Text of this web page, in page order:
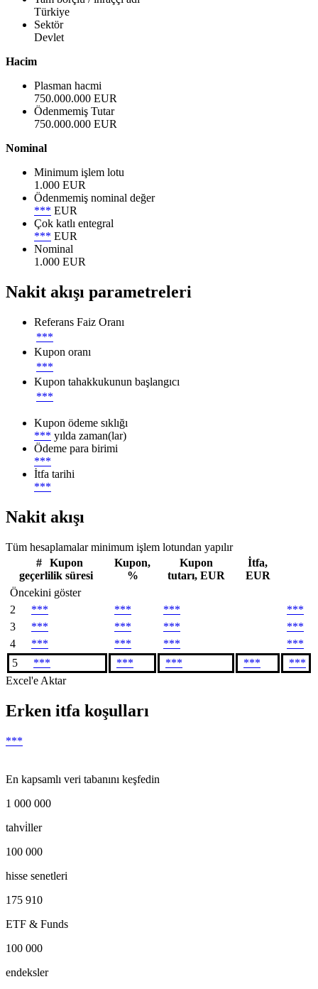
Türkiye
Sektör
Devlet
Hacim
Plasman hacmi
750.000.000 EUR
Ödenmemiş Tutar
750.000.000 EUR
Nominal
Minimum işlem lotu
1.000 EUR
Ödenmemiş nominal değer
*** EUR
Çok katlı entegral
*** EUR
Nominal
1.000 EUR
Nakit akışı parametreleri
Referans Faiz Oranı
***
Kupon oranı
***
Kupon tahakkukunun başlangıcı
***
Kupon ödeme sıklığı
*** yılda zaman(lar)
Ödeme para birimi
***
İtfa tarihi
***
Nakit akışı
Tüm hesaplamalar minimum işlem lotundan yapılır
#
Kupon
geçerlilik süresi
Kupon,
%
Kupon
tutarı, EUR
İtfa,
EUR
Öncekini göster
2
*** *** ***
***
3
*** *** ***
***
4
*** *** ***
***
5
*** *** *** ***
***
Excel'e Aktar
Erken itfa koşulları
***
En kapsamlı veri tabanını keşfedin
1 000 000
tahvi̇ller
100 000
hisse senetleri
175 910
ETF & Funds
100 000
endeksler